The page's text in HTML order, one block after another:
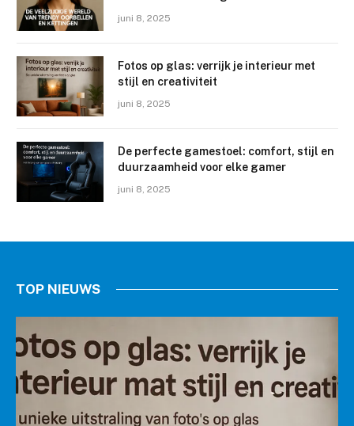
juni 8, 2025
Fotos op glas: verrijk je interieur met
stijl en creativiteit
juni 8, 2025
De perfecte gamestoel: comfort, stijl en
duurzaamheid voor elke gamer
juni 8, 2025
TOP NIEUWS